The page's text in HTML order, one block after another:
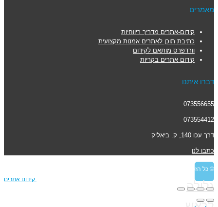
מאמרים
קידום-אתרים מדריך ריווחיות
כתיבת תוכן לאתרים אמנות מקצועית
וורדפרס מותאם לקידום
קידום אתרים בקריות
דברו איתנו
073556655
073554412
דרך עכו 140, ק. ביאליק
כתבו לנו
© כל הזכויות שמורות UpUgo קידום אתרים
קידום אתרים
גלילה